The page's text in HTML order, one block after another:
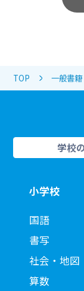
TOP 一般書籍
学校
小学校
国語
書写
社会・地図
算数